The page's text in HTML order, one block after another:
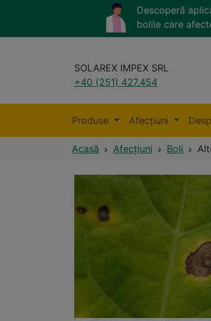
Descoperă
bolile care
SOLAREX IMPEX SRL
+40 (251) 427.454
Produse Afecțiuni
Acasă Afecțiuni Boli